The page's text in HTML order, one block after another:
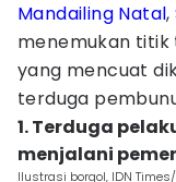
Mandailing Natal,
menemukan titik
yang mencuat
terduga
1. Terduga
menjalani
Ilustrasi borgol, IDN